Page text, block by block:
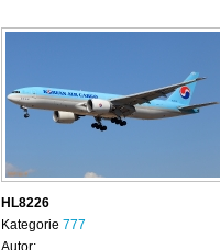
HL8226
Kategorie777
Autor: